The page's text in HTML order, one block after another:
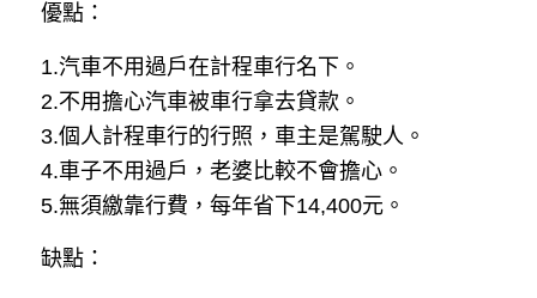
優點：
1.汽車不用過戶在計程車行名下。
2.不用擔心汽車被車行拿去貸款。
3.個人計程車行的行照，車主是駕駛人。
4.車子不用過戶，老婆比較不會擔心。
5.無須繳靠行費，每年省下14,400元。
缺點：